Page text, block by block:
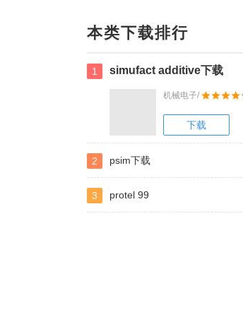
本类下载排行
1 simufact additive下载
机械电子/
下载
2 psim下载
3 protel 99